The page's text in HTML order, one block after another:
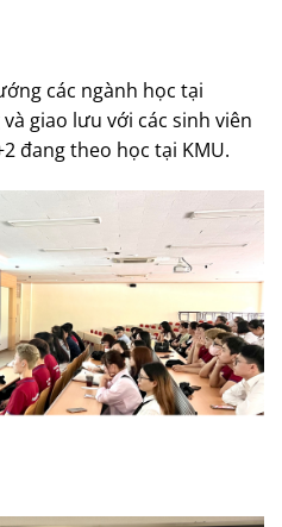
các ngành học tại
giao lưu với các sinh viên
đang theo học tại KMU.